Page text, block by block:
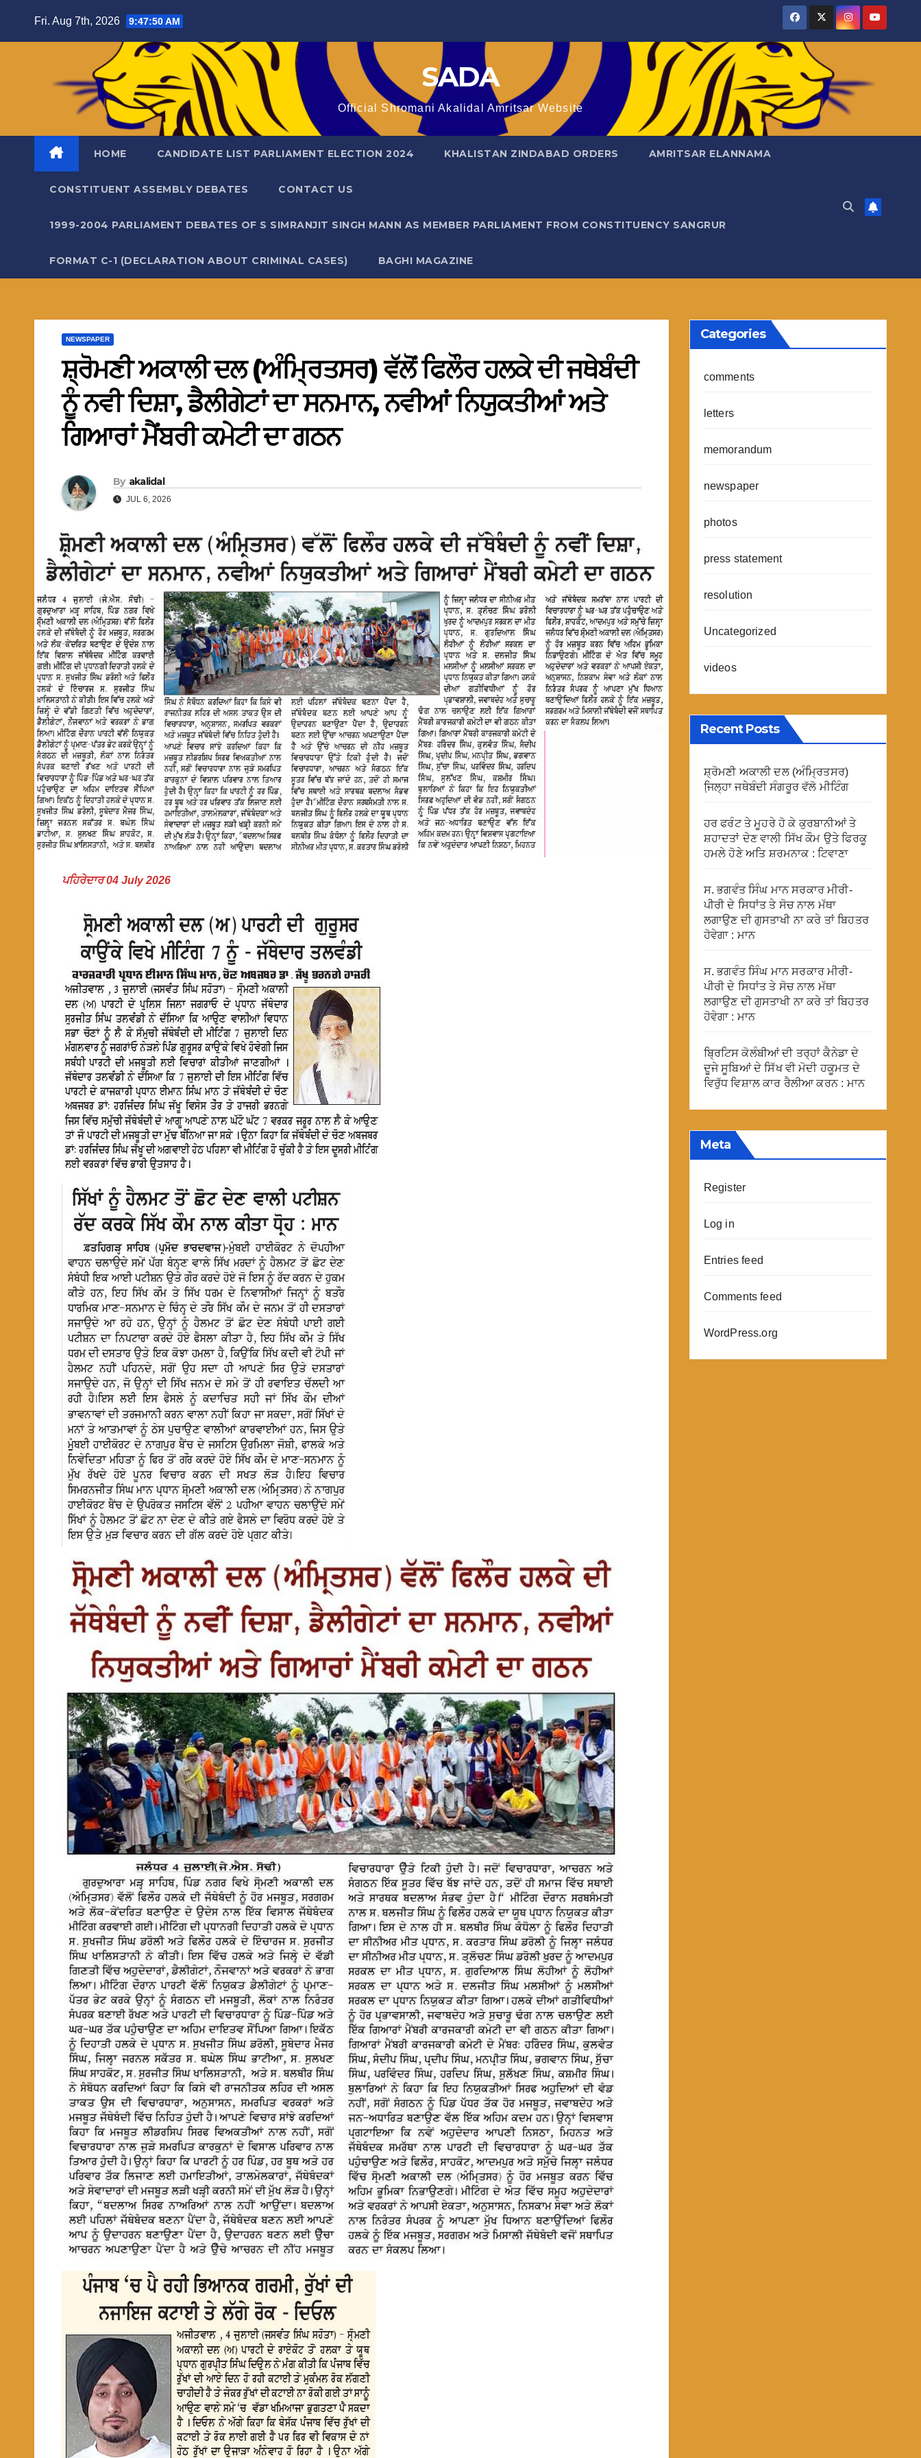
Fri. Aug 7th, 2026 9:47:52 AM
SADA
Official Shromani Akalidal Amritsar Website
HOME CANDIDATE LIST PARLIAMENT ELECTION 2024 KHALISTAN ZINDABAD ORDERS AMRITSAR ELANNAMA
CONSTITUENT ASSEMBLY DEBATES CONTACT US
1999-2004 PARLIAMENT DEBATES OF S SIMRANJIT SINGH MANN AS MEMBER PARLIAMENT FROM CONSTITUENCY SANGRUR
FORMAT C-1 (DECLARATION ABOUT CRIMINAL CASES) BAGHI MAGAZINE
NEWSPAPER
ਸ਼੍ਰੋਮਣੀ ਅਕਾਲੀ ਦਲ (ਅੰਮ੍ਰਿਤਸਰ) ਵੱਲੋਂ ਫਿਲੌਰ ਹਲਕੇ ਦੀ ਜਥੇਬੰਦੀ
ਨੂੰ ਨਵੀ ਦਿਸ਼ਾ, ਡੈਲੀਗੇਟਾਂ ਦਾ ਸਨਮਾਨ, ਨਵੀਆਂ ਨਿਯੁਕਤੀਆਂ ਅਤੇ
ਗਿਆਰਾਂ ਮੈਂਬਰੀ ਕਮੇਟੀ ਦਾ ਗਠਨ
By akalidal
JUL 6, 2026
ਪਹਿਰੇਦਾਰ 04 July 2026
Categories
comments
letters
memorandum
newspaper
photos
press statement
resolution
Uncategorized
videos
Recent Posts
ਸ਼੍ਰੋਮਣੀ ਅਕਾਲੀ ਦਲ (ਅੰਮ੍ਰਿਤਸਰ)
ਜਿ਼ਲ੍ਹਾ ਜਥੇਬੰਦੀ ਸੰਗਰੂਰ ਵੱਲੋ ਮੀਟਿੰਗ
ਹਰ ਫਰੰਟ ਤੇ ਮੂਹਰੇ ਹੋ ਕੇ ਕੁਰਬਾਨੀਆਂ ਤੇ
ਸ਼ਹਾਦਤਾਂ ਦੇਣ ਵਾਲੀ ਸਿੱਖ ਕੌਮ ਉਤੇ ਫਿਰਕੂ
ਹਮਲੇ ਹੋਣੇ ਅਤਿ ਸ਼ਰਮਨਾਕ : ਟਿਵਾਣਾ
ਸ. ਭਗਵੰਤ ਸਿੰਘ ਮਾਨ ਸਰਕਾਰ ਮੀਰੀ-
ਪੀਰੀ ਦੇ ਸਿਧਾਂਤ ਤੇ ਸੋਚ ਨਾਲ ਮੱਥਾ
ਲਗਾਉਣ ਦੀ ਗੁਸਤਾਖੀ ਨਾ ਕਰੇ ਤਾਂ ਬਿਹਤਰ
ਹੋਵੇਗਾ : ਮਾਨ
ਸ. ਭਗਵੰਤ ਸਿੰਘ ਮਾਨ ਸਰਕਾਰ ਮੀਰੀ-
ਪੀਰੀ ਦੇ ਸਿਧਾਂਤ ਤੇ ਸੋਚ ਨਾਲ ਮੱਥਾ
ਲਗਾਉਣ ਦੀ ਗੁਸਤਾਖੀ ਨਾ ਕਰੇ ਤਾਂ ਬਿਹਤਰ
ਹੋਵੇਗਾ : ਮਾਨ
ਬ੍ਰਿਟਿਸ ਕੋਲੰਬੀਆਂ ਦੀ ਤਰ੍ਹਾਂ ਕੈਨੇਡਾ ਦੇ
ਦੂਜੇ ਸੂਬਿਆਂ ਦੇ ਸਿੱਖ ਵੀ ਮੋਦੀ ਹਕੂਮਤ ਦੇ
ਵਿਰੁੱਧ ਵਿਸ਼ਾਲ ਕਾਰ ਰੈਲੀਆ ਕਰਨ : ਮਾਨ
Meta
Register
Log in
Entries feed
Comments feed
WordPress.org